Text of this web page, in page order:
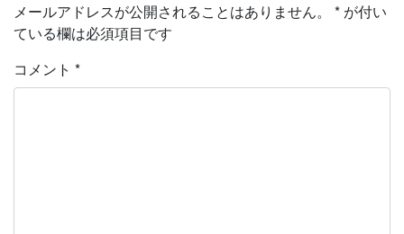
メールアドレスが公開されることはありません。 * が付い
ている欄は必須項目です
コメント *